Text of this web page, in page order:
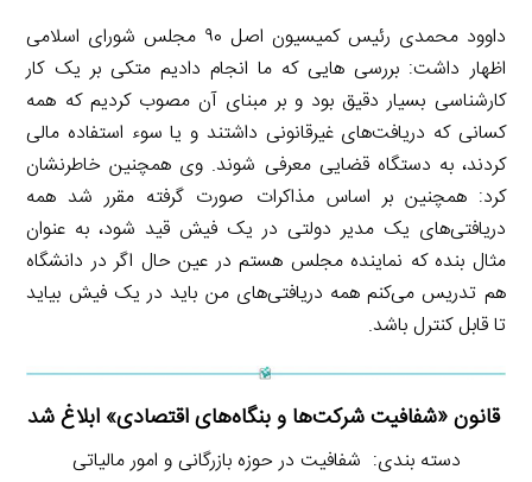
داوود محمدی رئیس کمیسیون اصل ۹۰ مجلس شورای اسلامی
اظهار داشت:‌ بررسی هایی که ما انجام دادیم متکی بر یک کار
کارشناسی بسیار دقیق بود و بر مبنای آن مصوب کردیم که همه
کسانی که دریافت‌های غیرقانونی داشتند و یا سوء استفاده مالی
کردند، به دستگاه قضایی معرفی شوند. وی همچنین خاطرنشان
کرد: همچنین بر اساس مذاکرات صورت گرفته مقرر شد همه
دریافتی‌های یک مدیر دولتی در یک فیش قید شود، به عنوان
مثال بنده که نماینده مجلس هستم در عین حال اگر در دانشگاه
هم تدریس می‌کنم همه دریافتی‌های من باید در یک فیش بیاید
تا قابل کنترل باشد.
قانون «شفافیت شرکت‌ها و بنگاه‌های اقتصادی» ابلاغ شد
دسته بندی: شفافیت در حوزه بازرگانی و امور مالیاتی